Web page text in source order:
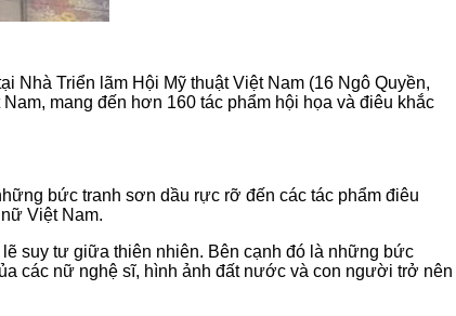
Nhà Triển lãm Hội Mỹ thuật Việt Nam (16 Ngô Quyền,
mang đến hơn 160 tác phẩm hội họa và điêu khắc
bức tranh sơn dầu rực rỡ đến các tác phẩm điêu
Việt Nam.
suy tư giữa thiên nhiên. Bên cạnh đó là những bức
các nữ nghệ sĩ, hình ảnh đất nước và con người trở nên